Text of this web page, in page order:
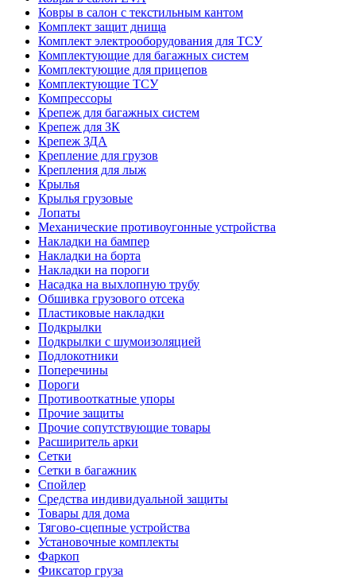
Ковры в салон с текстильным кантом
Комплект защит днища
Комплект электрооборудования для ТСУ
Комплектующие для багажных систем
Комплектующие для прицепов
Комплектующие ТСУ
Компрессоры
Крепеж для багажных систем
Крепеж для ЗК
Крепеж ЗДА
Крепление для грузов
Крепления для лыж
Крылья
Крылья грузовые
Лопаты
Механические противоугонные устройства
Накладки на бампер
Накладки на борта
Накладки на пороги
Насадка на выхлопную трубу
Обшивка грузового отсека
Пластиковые накладки
Подкрылки
Подкрылки с шумоизоляцией
Подлокотники
Поперечины
Пороги
Противооткатные упоры
Прочие защиты
Прочие сопутствующие товары
Расширитель арки
Сетки
Сетки в багажник
Спойлер
Средства индивидуальной защиты
Товары для дома
Тягово-сцепные устройства
Установочные комплекты
Фаркоп
Фиксатор груза